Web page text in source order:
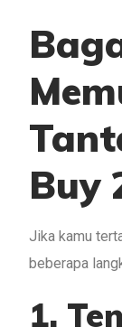
Buy
Jika kamu
beberapa
1.